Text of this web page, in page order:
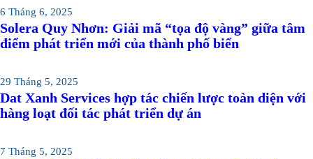
6 Tháng 6, 2025
Solera Quy Nhơn: Giải mã “tọa độ vàng” giữa tâm
điểm phát triển mới của thành phố biển
29 Tháng 5, 2025
Dat Xanh Services hợp tác chiến lược toàn diện với
hàng loạt đối tác phát triển dự án
7 Tháng 5, 2025